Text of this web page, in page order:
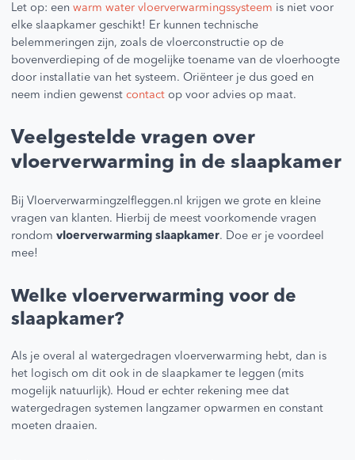
Let op: eenwarm water vloerverwarmingssysteem is niet voor
elke slaapkamer geschikt! Er kunnen technische
belemmeringen zijn, zoals de vloerconstructie op de
bovenverdieping of de mogelijke toename van de vloerhoogte
door installatie van het systeem. Oriënteer je dus goed en
neem indien gewenstcontact op voor advies op maat.
Veelgestelde vragen over
vloerverwarming in de slaapkamer
Bij Vloerverwarmingzelfleggen.nl krijgen we grote en kleine
vragen van klanten. Hierbij de meest voorkomende vragen
rondomvloerverwarming slaapkamer. Doe er je voordeel
mee!
Welke vloerverwarming voor de
slaapkamer?
Als je overal al watergedragen vloerverwarming hebt, dan is
het logisch om dit ook in de slaapkamer te leggen (mits
mogelijk natuurlijk). Houd er echter rekening mee dat
watergedragen systemen langzamer opwarmen en constant
moeten draaien.